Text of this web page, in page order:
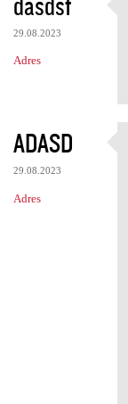
29.08.2023
Adres
ADASD
29.08.2023
Adres